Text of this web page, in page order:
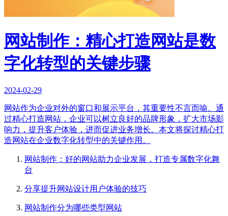
网站制作：精心打造网站是数
字化转型的关键步骤
2024-02-29
网站作为企业对外的窗口和展示平台，其重要性不言而喻。通
过精心打造网站，企业可以树立良好的品牌形象，扩大市场影
响力，提升客户体验，进而促进业务增长。本文将探讨精心打
造网站在企业数字化转型中的关键作用。
网站制作：好的网站助力企业发展，打造专属数字化舞
台
分享提升网站设计用户体验的技巧
网站制作分为哪些类型网站